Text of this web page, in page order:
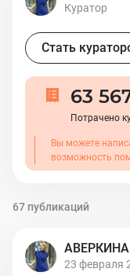
Куратор
Стать
63
Потрачено
Вы можете
возможность
67 публикаций
23 февраля